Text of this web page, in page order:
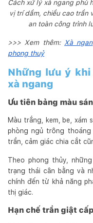
Cách xử lý xà ngang phù
vị trí dầm, chiều cao trần
an toàn công trình
>>> Xem thêm: Xà
phong thuỷ
Những lưu ý
xà ngang
Ưu tiên bảng màu
Màu trắng, kem, be, xám
phòng ngủ trông thoáng
trần, cảm giác chia cắt
Theo phong thủy,
trạng thái cân bằng và
chính đến từ khả năng
thị giác.
Hạn chế trần giật